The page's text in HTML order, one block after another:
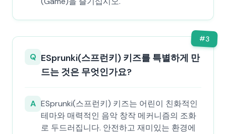
#3
Q ESprunki(스프런키) 키즈를 특별하게 만
드는 것은 무엇인가요?
A ESprunki(스프런키) 키즈는 어린이 친화적인
테마와 매력적인 음악 창작 메커니즘의 조화
로 두드러집니다. 안전하고 재미있는 환경에